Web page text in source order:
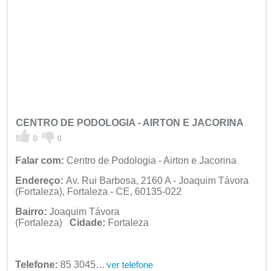
CENTRO DE PODOLOGIA - AIRTON E JACORINA
0 0
Falar com: Centro de Podologia - Airton e Jacorina
Endereço: Av. Rui Barbosa, 2160 A - Joaquim Távora
(Fortaleza), Fortaleza - CE, 60135-022
Bairro: Joaquim Távora
(Fortaleza) Cidade: Fortaleza
Telefone: 85 3045-9077 ver telefone